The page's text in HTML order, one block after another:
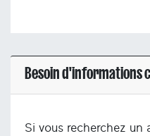
Besoin d'informations
Si vous recherchez un